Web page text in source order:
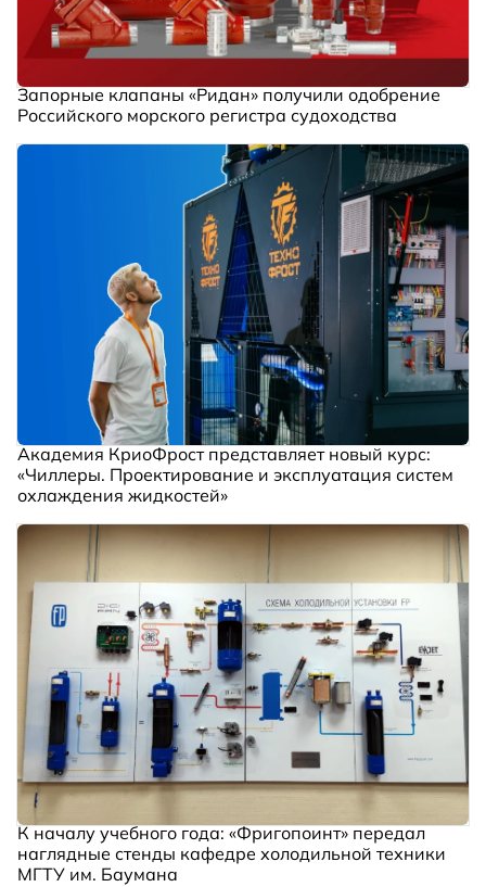
Запорные клапаны «Ридан» получили одобрение
Российского морского регистра судоходства
Академия КриоФрост представляет новый курс:
«Чиллеры. Проектирование и эксплуатация систем
охлаждения жидкостей»
К началу учебного года: «Фригопоинт» передал
наглядные стенды кафедре холодильной техники
МГТУ им. Баумана